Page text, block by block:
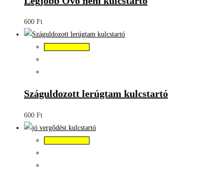
600 Ft
Száguldozott lerúgtam kulcstartó
600 Ft